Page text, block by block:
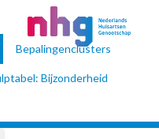
Bepalingenclusters
Bijzonderheid